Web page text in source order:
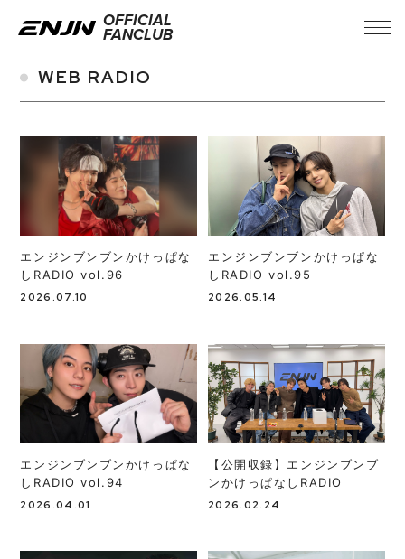
OFFICIAL
FANCLUB
INFORMATION
TICKET
MOVIE
WEB RADIO
MEMBERS BLOG
WEB RADIO
エンジンブンブンかけっぱな
しRADIO vol.96
2026.07.10
エンジンブンブンかけっぱな
しRADIO vol.95
2026.05.14
エンジンブンブンかけっぱな
しRADIO vol.94
2026.04.01
【公開収録】エンジンブンブ
ンかけっぱなしRADIO
2026.02.24